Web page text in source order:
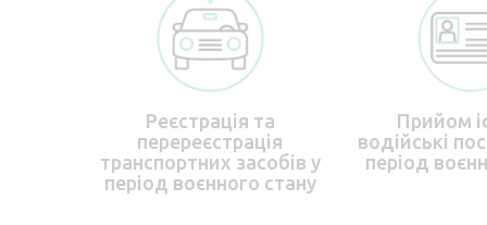
Реєстрація та
перереєстрація
транспортних засобів у
період воєнного стану
Прийом
водійські
період